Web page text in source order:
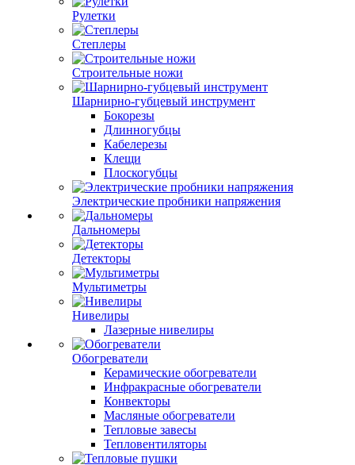
Рулетки
Степлеры
Строительные ножи
Шарнирно-губцевый инструмент
Бокорезы
Длинногубцы
Кабелерезы
Клещи
Плоскогубцы
Электрические пробники напряжения
Дальномеры
Детекторы
Мультиметры
Нивелиры
Лазерные нивелиры
Обогреватели
Керамические обогреватели
Инфракрасные обогреватели
Конвекторы
Масляные обогреватели
Тепловые завесы
Тепловентиляторы